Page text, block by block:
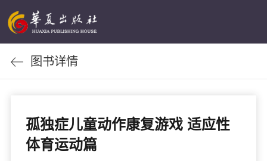
图书详情
孤独症儿童动作康复游戏 适应性
体育运动篇